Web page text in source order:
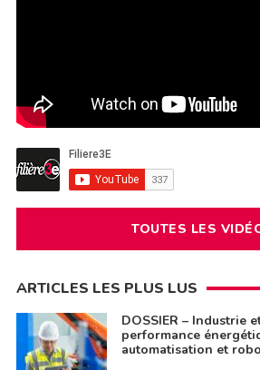
TOUTES LES
ARTICLES LES PLUS LUS
DOSSIER – Industrie
performance
automatisation et